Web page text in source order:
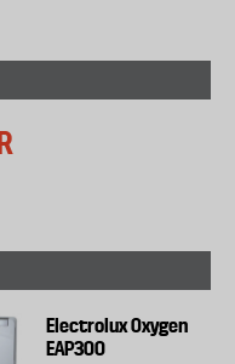
Electrolux Oxygen
EAP300